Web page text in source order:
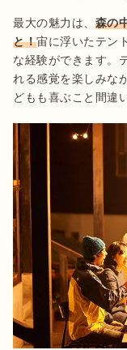
最大の魅力は、 森の
と！宙に浮いたテン
な経験ができます。
れる感覚を楽しみな
どもも喜ぶこと間違